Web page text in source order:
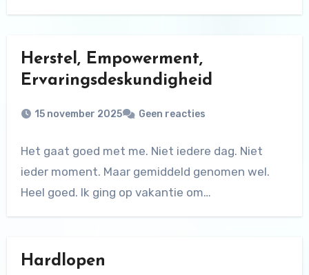
ervaringsdeskundigheid, zoals het…
Herstel, Empowerment,
Ervaringsdeskundigheid
15 november 2025 Geen reacties
Het gaat goed met me. Niet iedere dag. Niet
ieder moment. Maar gemiddeld genomen wel.
Heel goed. Ik ging op vakantie om…
Hardlopen